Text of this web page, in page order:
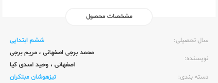
مشخصات محصول
سال تحصیلی:‌
ششم ابتدایی
نویسنده:‌
محمد برجی اصفهانی ، مریم برجی
اصفهانی ، وحید اسدی کیا
دسته بندی:
تیزهوشان مبتکران